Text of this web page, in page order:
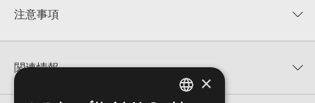
★★★★★
★5
注意事項
KONTAKTフォーマットは、
でお使いいただけます。無償版のKONTAKT PLAYERではお使いい
ただけませんので、ご注意ください。また、「ライブラリ・タブ」
関連情報
×